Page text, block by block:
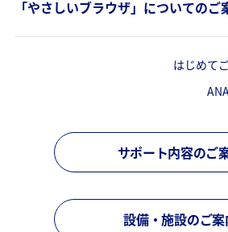
「やさしいブラウザ」についてのご
はじめて
サポート内容のご
設備・施設のご案